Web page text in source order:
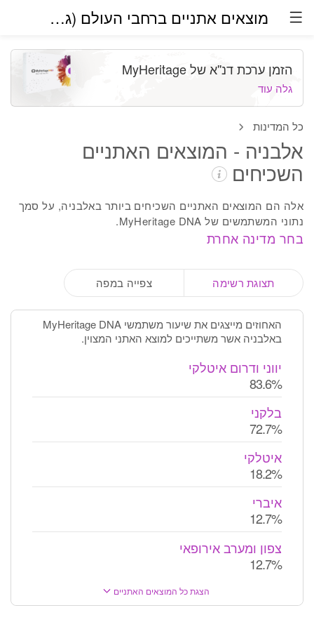
מוצאים אתניים ברחבי העולם (גרסת בטא)
כל המדינות
אלבניה - המוצאים האתניים
השכיחים
אלה הם המוצאים האתניים השכיחים ביותר באלבניה, על סמך
נתוני המשתמשים של MyHeritage DNA.
בחר מדינה אחרת
הזמן ערכת דנ''א של MyHeritage
גלה עוד
תצוגת רשימה צפייה במפה
האחוזים מייצגים את שיעור משתמשי MyHeritage DNA
באלבניה אשר משתייכים למוצא האתני המצוין.
יווני ודרום איטלקי
83.6%
בלקני
72.7%
איטלקי
18.2%
איברי
12.7%
צפון ומערב אירופאי
12.7%
הצגת כל המוצאים האתניים